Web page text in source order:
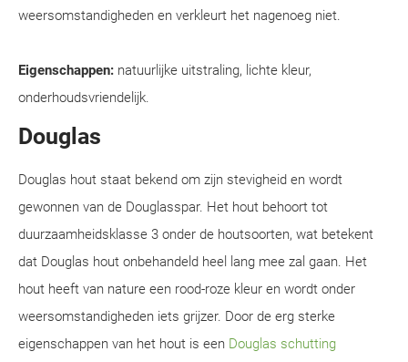
weersomstandigheden en verkleurt het nagenoeg niet.
Eigenschappen: natuurlijke uitstraling, lichte kleur,
onderhoudsvriendelijk.
Douglas
Douglas hout staat bekend om zijn stevigheid en wordt
gewonnen van de Douglasspar. Het hout behoort tot
duurzaamheidsklasse 3 onder de houtsoorten, wat betekent
dat Douglas hout onbehandeld heel lang mee zal gaan. Het
hout heeft van nature een rood-roze kleur en wordt onder
weersomstandigheden iets grijzer. Door de erg sterke
eigenschappen van het hout is een Douglas schutting